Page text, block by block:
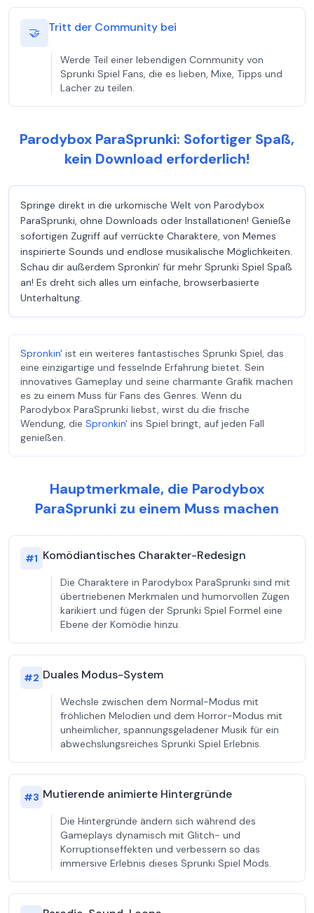
🤝 Tritt der Community bei
Werde Teil einer lebendigen Community von
Sprunki Spiel Fans, die es lieben, Mixe, Tipps und
Lacher zu teilen.
Parodybox ParaSprunki: Sofortiger Spaß,
kein Download erforderlich!
Springe direkt in die urkomische Welt von Parodybox
ParaSprunki, ohne Downloads oder Installationen! Genieße
sofortigen Zugriff auf verrückte Charaktere, von Memes
inspirierte Sounds und endlose musikalische Möglichkeiten.
Schau dir außerdem Spronkin' für mehr Sprunki Spiel Spaß
an! Es dreht sich alles um einfache, browserbasierte
Unterhaltung.
Spronkin' ist ein weiteres fantastisches Sprunki Spiel, das
eine einzigartige und fesselnde Erfahrung bietet. Sein
innovatives Gameplay und seine charmante Grafik machen
es zu einem Muss für Fans des Genres. Wenn du
Parodybox ParaSprunki liebst, wirst du die frische
Wendung, die Spronkin' ins Spiel bringt, auf jeden Fall
genießen.
Hauptmerkmale, die Parodybox
ParaSprunki zu einem Muss machen
#1 Komödiantisches Charakter-Redesign
Die Charaktere in Parodybox ParaSprunki sind mit
übertriebenen Merkmalen und humorvollen Zügen
karikiert und fügen der Sprunki Spiel Formel eine
Ebene der Komödie hinzu.
#2 Duales Modus-System
Wechsle zwischen dem Normal-Modus mit
fröhlichen Melodien und dem Horror-Modus mit
unheimlicher, spannungsgeladener Musik für ein
abwechslungsreiches Sprunki Spiel Erlebnis.
#3 Mutierende animierte Hintergründe
Die Hintergründe ändern sich während des
Gameplays dynamisch mit Glitch- und
Korruptionseffekten und verbessern so das
immersive Erlebnis dieses Sprunki Spiel Mods.